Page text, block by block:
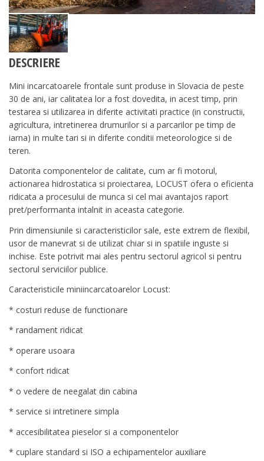
DESCRIERE
Mini incarcatoarele frontale sunt produse in Slovacia de peste
30 de ani, iar calitatea lor a fost dovedita, in acest timp, prin
testarea si utilizarea in diferite activitati practice (in constructii,
agricultura, intretinerea drumurilor si a parcarilor pe timp de
iarna) in multe tari si in diferite conditii meteorologice si de
teren.
Datorita componentelor de calitate, cum ar fi motorul,
actionarea hidrostatica si proiectarea, LOCUST ofera o eficienta
ridicata a procesului de munca si cel mai avantajos raport
pret/performanta intalnit in aceasta categorie.
Prin dimensiunile si caracteristicilor sale, este extrem de flexibil,
usor de manevrat si de utilizat chiar si in spatiile inguste si
inchise. Este potrivit mai ales pentru sectorul agricol si pentru
sectorul serviciilor publice.
Caracteristicile miniincarcatoarelor Locust:
* costuri reduse de functionare
* randament ridicat
* operare usoara
* confort ridicat
* o vedere de neegalat din cabina
* service si intretinere simpla
* accesibilitatea pieselor si a componentelor
* cuplare standard si ISO a echipamentelor auxiliare